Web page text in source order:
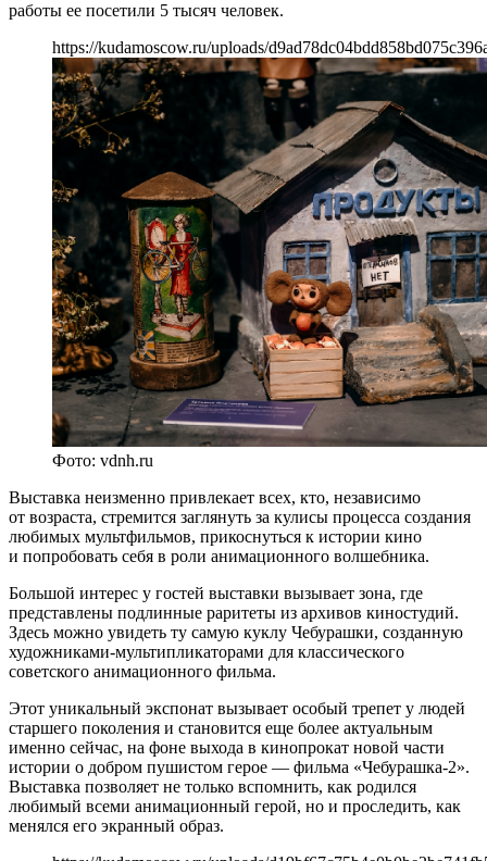
работы ее посетили 5 тысяч человек.
https://kudamoscow.ru/uploads/
Фото: vdnh.ru
Выставка неизменно привлекает всех, кто, независимо
от возраста, стремится заглянуть за кулисы процесса создания
любимых мультфильмов, прикоснуться к истории кино
и попробовать себя в роли анимационного волшебника.
Большой интерес у гостей выставки вызывает зона, где
представлены подлинные раритеты из архивов киностудий.
Здесь можно увидеть ту самую куклу Чебурашки, созданную
художниками-мультипликаторами для классического
советского анимационного фильма.
Этот уникальный экспонат вызывает особый трепет у людей
старшего поколения и становится еще более актуальным
именно сейчас, на фоне выхода в кинопрокат новой части
истории о добром пушистом герое — фильма «Чебурашка-2».
Выставка позволяет не только вспомнить, как родился
любимый всеми анимационный герой, но и проследить, как
менялся его экранный образ.